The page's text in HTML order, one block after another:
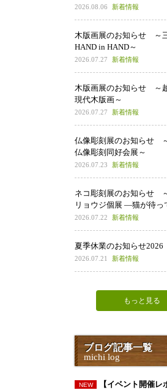
2026.08.06 新着情報
木版画展のお知らせ ～
HAND in HAND～
2026.07.27 新着情報
木版画展のお知らせ ～
現代木版画～
2026.07.27 新着情報
仏像彫刻展のお知らせ
仏像彫刻同好会展～
2026.07.23 新着情報
ネコ彫刻展のお知らせ
リョウジ個展 ―猫が待っ
2026.07.22 新着情報
夏季休業のお知らせ2026
2026.07.21 新着情報
もっと見る
ブログ記事一覧
michi log
【イベント開催レ